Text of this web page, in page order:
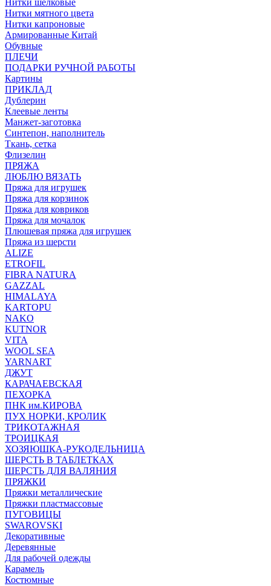
Нитки шелковые
Нитки мятного цвета
Нитки капроновые
Армированные Китай
Обувные
ПЛЕЧИ
ПОДАРКИ РУЧНОЙ РАБОТЫ
Картины
ПРИКЛАД
Дублерин
Клеевые ленты
Манжет-заготовка
Синтепон, наполнитель
Ткань, сетка
Флизелин
ПРЯЖА
ЛЮБЛЮ ВЯЗАТЬ
Пряжа для игрушек
Пряжа для корзинок
Пряжа для ковриков
Пряжа для мочалок
Плюшевая пряжа для игрушек
Пряжа из шерсти
ALIZE
ETROFIL
FIBRA NATURA
GAZZAL
HIMALAYA
KARTOPU
NAKO
KUTNOR
VITA
WOOL SEA
YARNART
ДЖУТ
КАРАЧАЕВСКАЯ
ПЕХОРКА
ПНК им.КИРОВА
ПУХ НОРКИ, КРОЛИК
ТРИКОТАЖНАЯ
ТРОИЦКАЯ
ХОЗЯЮШКА-РУКОДЕЛЬНИЦА
ШЕРСТЬ В ТАБЛЕТКАХ
ШЕРСТЬ ДЛЯ ВАЛЯНИЯ
ПРЯЖКИ
Пряжки металлические
Пряжки пластмассовые
ПУГОВИЦЫ
SWAROVSKI
Декоративные
Деревянные
Для рабочей одежды
Карамель
Костюмные